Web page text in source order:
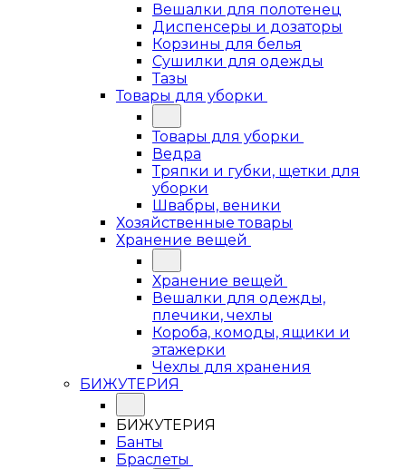
Вешалки для полотенец
Диспенсеры и дозаторы
Корзины для белья
Сушилки для одежды
Тазы
Товары для уборки
Товары для уборки
Ведра
Тряпки и губки, щетки для
уборки
Швабры, веники
Хозяйственные товары
Хранение вещей
Хранение вещей
Вешалки для одежды,
плечики, чехлы
Короба, комоды, ящики и
этажерки
Чехлы для хранения
БИЖУТЕРИЯ
БИЖУТЕРИЯ
Банты
Браслеты